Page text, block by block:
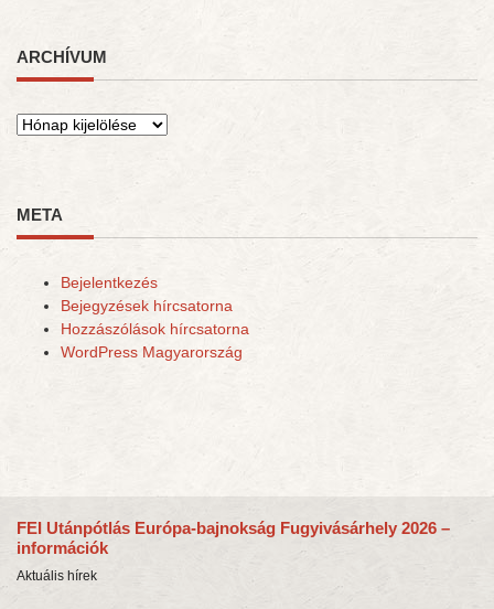
ARCHÍVUM
Archívum
META
Bejelentkezés
Bejegyzések hírcsatorna
Hozzászólások hírcsatorna
WordPress Magyarország
FEI Utánpótlás Európa-bajnokság Fugyivásárhely 2026 –
információk
Aktuális hírek